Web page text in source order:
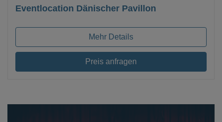
Eventlocation Dänischer Pavillon
Mehr Details
Preis anfragen